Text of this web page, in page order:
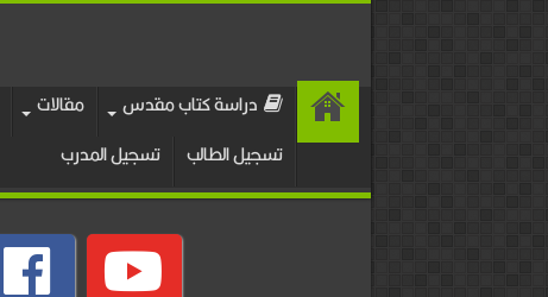
دراسة كتاب مقدس مقالات
تسجيل الطالب
تسجيل المدرب